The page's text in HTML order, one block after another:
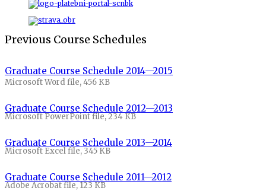
Previous Course Schedules
Graduate Course Schedule 2014—2015
Microsoft Word file, 456 КB
Graduate Course Schedule 2012—2013
Microsoft PowerPoint file, 234 КB
Graduate Course Schedule 2013—2014
Microsoft Excel file, 345 КB
Graduate Course Schedule 2011—2012
Adobe Acrobat file, 123 КB